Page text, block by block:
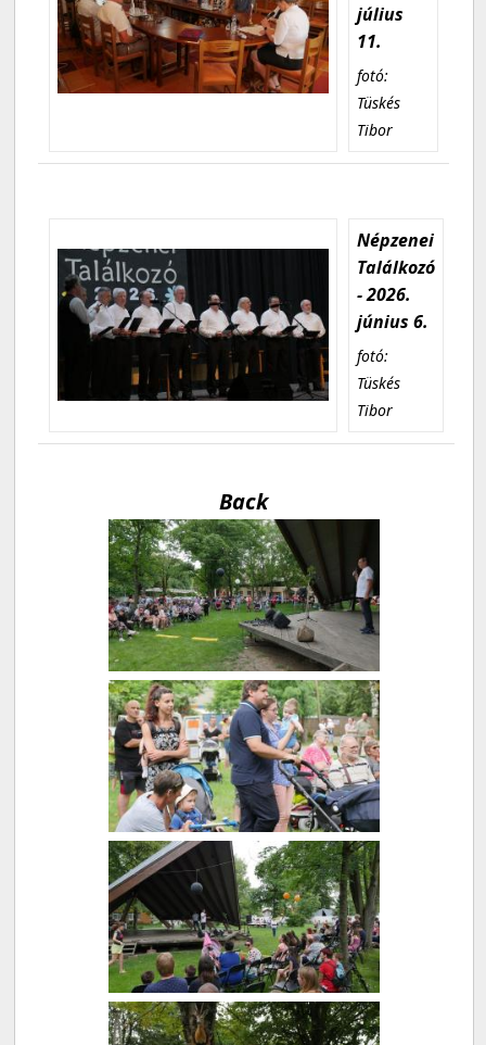
július
11.
fotó:
Tüskés
Tibor
Népzenei
Találkozó
- 2026.
június 6.
fotó:
Tüskés
Tibor
Back